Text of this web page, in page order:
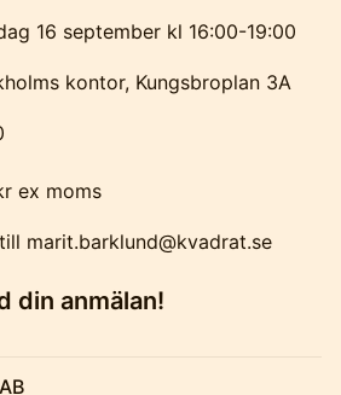
16 september kl 16:00-19:00
kontor, Kungsbroplan 3A
ex moms
marit.barklund@kvadrat.se
din anmälan!